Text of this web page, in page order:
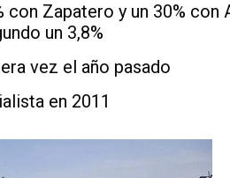
Zapatero y un 30% con
un 3,8%
vez el año pasado
en 2011